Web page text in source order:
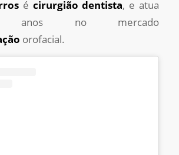
é cirurgião dentista, e atua
no mercado
orofacial.